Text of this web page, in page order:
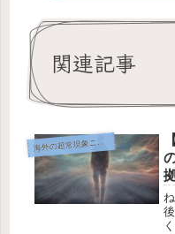
関連記事
海
外の超常現象ニュース